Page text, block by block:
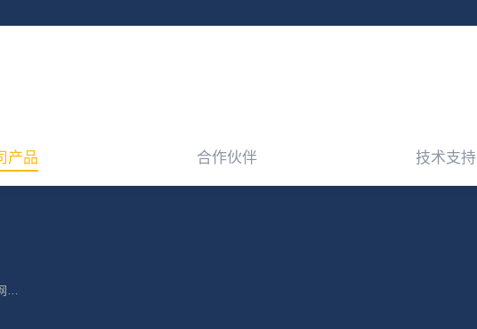
产品 合作伙伴 技术支持
…
产品 合作伙伴 技术支持